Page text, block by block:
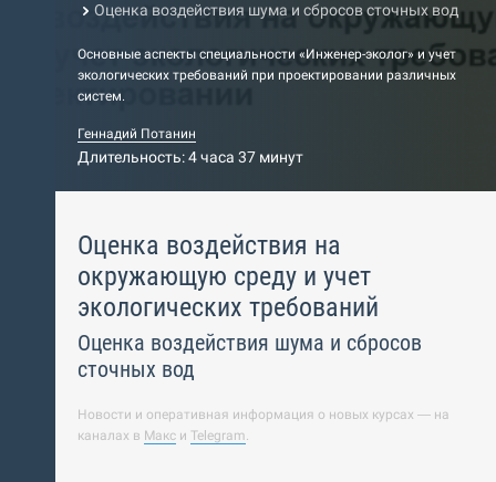
Оценка воздействия шума и сбросов сточных вод
Основные аспекты специальности «Инженер-эколог» и учет
экологических требований при проектировании различных
систем.
Геннадий Потанин
Длительность: 4 часа 37 минут
Оценка воздействия на
окружающую среду и учет
экологических требований
Оценка воздействия шума и сбросов
сточных вод
Новости и оперативная информация о новых курсах — на
каналах в Макс и Telegram.